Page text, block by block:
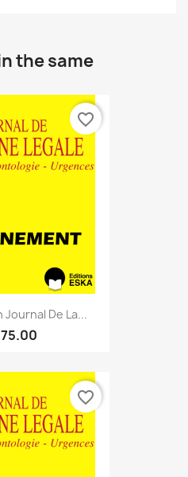
the same
De La...
favorite_border
favorite_border